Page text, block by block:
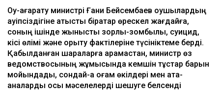
Оқу-ағарату министрі Ғани Бейсембаев оқушылардың
қауіпсіздігіне қатысты бірқатар өрескел жағдайға,
соның ішінде жыныстық зорлық-зомбылық, суицид,
кісі өлімі және қорқыту фактілеріне түсініктеме берді.
Қабылданған шараларға қарамастан, министр өз
ведомствосының жұмысында кемшін тұстар барын
мойындады, сондай-ақ қоғам өкілдері мен ата-
аналарды осы мәселелерді шешуге белсенді